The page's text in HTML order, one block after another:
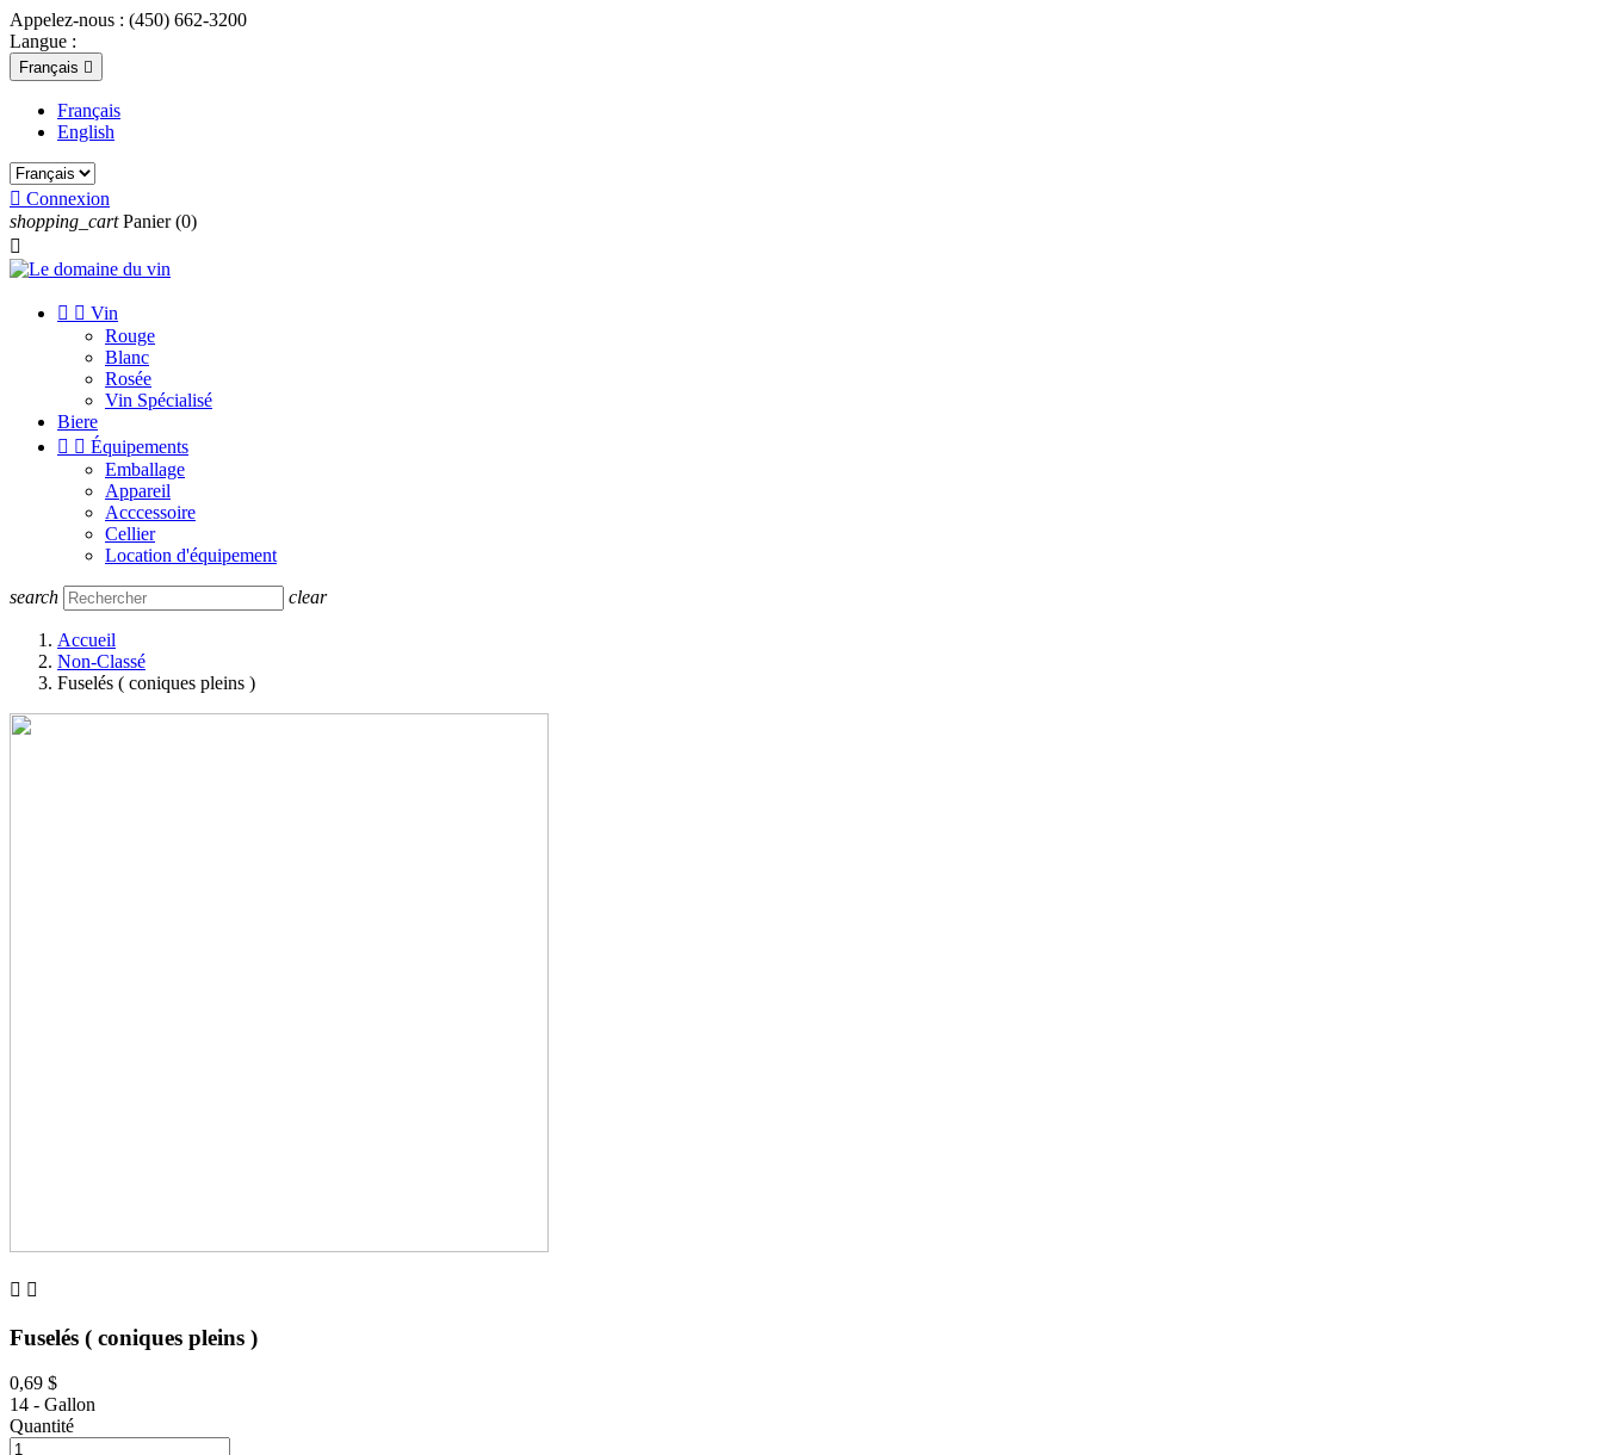
Appelez-nous : (450) 662-3200
Langue :
Français 
Français
English
 Connexion
shopping_cart Panier (0)

  Vin
Rouge
Blanc
Rosée
Vin Spécialisé
Biere
  Équipements
Emballage
Appareil
Acccessoire
Cellier
Location d'équipement
search clear
Accueil
Non-Classé
Fuselés ( coniques pleins )
 
Fuselés ( coniques pleins )
0,69 $
14 - Gallon
Quantité